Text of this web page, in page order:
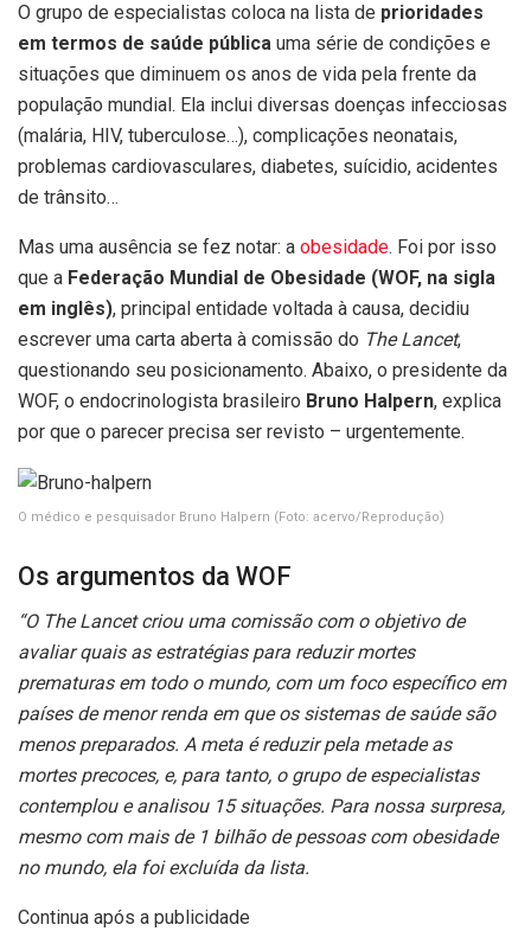
O grupo de especialistas coloca na lista de prioridades
em termos de saúde pública uma série de condições e
situações que diminuem os anos de vida pela frente da
população mundial. Ela inclui diversas doenças infecciosas
(malária, HIV, tuberculose…), complicações neonatais,
problemas cardiovasculares, diabetes, suícidio, acidentes
de trânsito…
Mas uma ausência se fez notar: a obesidade. Foi por isso
que a Federação Mundial de Obesidade (WOF, na sigla
em inglês), principal entidade voltada à causa, decidiu
escrever uma carta aberta à comissão do The Lancet,
questionando seu posicionamento. Abaixo, o presidente da
WOF, o endocrinologista brasileiro Bruno Halpern, explica
por que o parecer precisa ser revisto – urgentemente.
O médico e pesquisador Bruno Halpern (Foto: acervo/Reprodução)
Os argumentos da WOF
“O The Lancet criou uma comissão com o objetivo de
avaliar quais as estratégias para reduzir mortes
prematuras em todo o mundo, com um foco específico em
países de menor renda em que os sistemas de saúde são
menos preparados. A meta é reduzir pela metade as
mortes precoces, e, para tanto, o grupo de especialistas
contemplou e analisou 15 situações. Para nossa surpresa,
mesmo com mais de 1 bilhão de pessoas com obesidade
no mundo, ela foi excluída da lista.
Continua após a publicidade